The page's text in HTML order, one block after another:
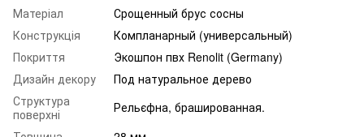
Матеріал
Срощенный брус сосны
Конструкція
Компланарный (универсальный)
Покриття
Экошпон пвх Renolit (Germany)
Дизайн декору
Под натуральное дерево
Структура
поверхні
Рельєфна, брашированная.